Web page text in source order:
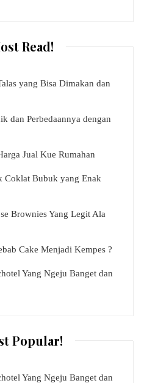
Read!
yang Bisa Dimakan dan
dan Perbedaannya dengan
Jual Kue Rumahan
Coklat Bubuk yang Enak
Brownies Yang Legit Ala
Cake Menjadi Kempes ?
Yang Ngeju Banget dan
Popular!
Yang Ngeju Banget dan